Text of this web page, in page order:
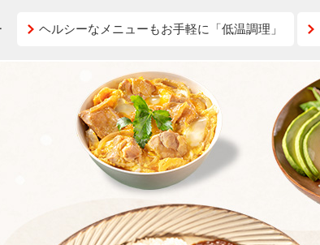
ヘルシーなメニューもお手軽に「低温調理」